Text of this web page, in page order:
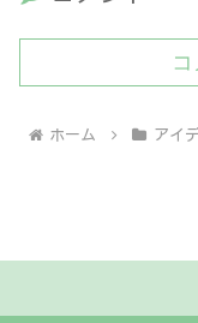
ホーム アイ